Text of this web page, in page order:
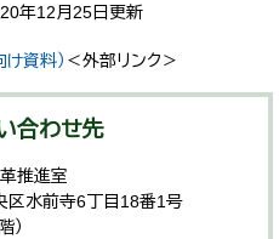
年12月25日更新
資料） ＜外部リンク＞
合わせ先
推進室
区水前寺6丁目18番1号
）